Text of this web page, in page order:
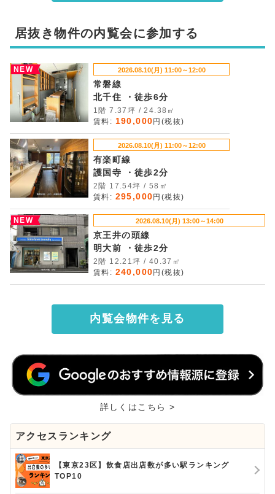
居抜き物件の内覧会に参加する
NEW 2026.08.10(月) 11:00～12:00
常磐線
北千住 ・徒歩6分
1階 7.37坪 / 24.38㎡
賃料: 190,000円(税抜)
2026.08.10(月) 11:00～12:00
有楽町線
護国寺 ・徒歩2分
2階 17.54坪 / 58㎡
賃料: 295,000円(税抜)
NEW 2026.08.10(月) 13:00～14:00
京王井の頭線
明大前 ・徒歩2分
2階 12.21坪 / 40.37㎡
賃料: 240,000円(税抜)
内覧会物件を見る
詳しくはこちら >
アクセスランキング
【東京23区】飲食店出店数が多い駅ランキング
TOP10